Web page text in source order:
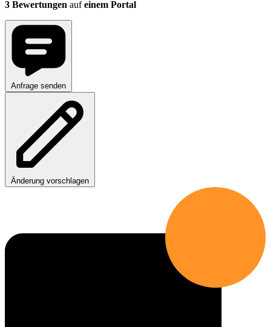
3 Bewertungen aufeinem Portal
Anfrage senden
Änderung vorschlagen